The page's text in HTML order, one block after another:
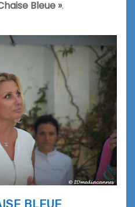
Bleue ».